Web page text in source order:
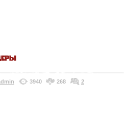
3940 268 2